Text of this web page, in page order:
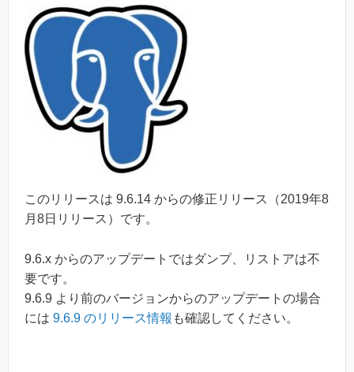
このリリースは 9.6.14 からの修正リリース（2019年8
月8日リリース）です。
9.6.x からのアップデートではダンプ、リストアは不
要です。
9.6.9 より前のバージョンからのアップデートの場合
には 9.6.9 のリリース情報 も確認してください。